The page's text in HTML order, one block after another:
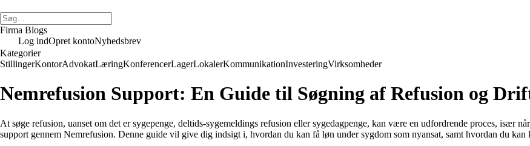
Firma Blogs
Log indOpret kontoNyhedsbrev
Kategorier
StillingerKontorAdvokatLæringKonferencerLagerLokalerKommunikationInvesteringVirksomheder
Nemrefusion Support: En Guide til Søgning af Refusion og
At søge refusion, uanset om det er sygepenge, deltids-sygemeldings refusion eller sygedagpenge, kan være en udfordrende proces, især
support gennem Nemrefusion. Denne guide vil give dig indsigt i, hvordan du kan få løn under sygdom som nyansat, samt hvordan du